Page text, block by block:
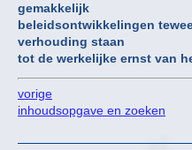
gemakkelijk
beleidsontwikkelingen
verhouding staan
tot de werkelijke ernst van
vorige
inhoudsopgave en zoeken